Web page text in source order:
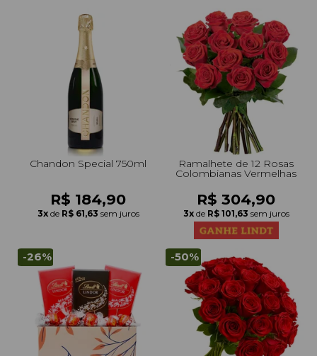
Chandon Special 750ml
R$ 184,90
3x de R$ 61,63 sem juros
Ramalhete de 12 Rosas
Colombianas Vermelhas
R$ 304,90
3x de R$ 101,63 sem juros
-26% -50%